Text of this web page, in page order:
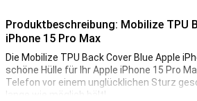
Produktbeschreibung: Mobilize TPU
iPhone 15 Pro Max
Die Mobilize TPU Back Cover Blue Apple
schöne Hülle für Ihr Apple iPhone 15 Pro
Telefon vor einem unglücklichen Sturz
lange wie möglich hält!